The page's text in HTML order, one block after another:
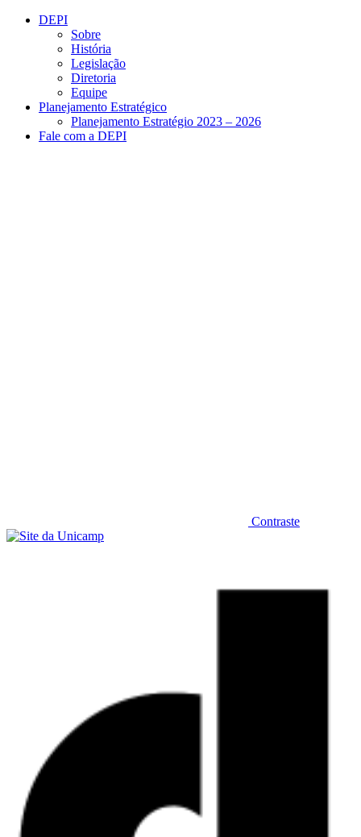
Conteúdo principal
DEPI
Sobre
História
Legislação
Diretoria
Equipe
Planejamento Estratégico
Planejamento Estratégio 2023 – 2026
Fale com a DEPI
Contraste